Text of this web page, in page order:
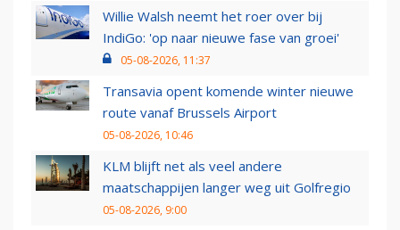
Willie Walsh neemt het roer over bij
IndiGo: 'op naar nieuwe fase van groei'
05-08-2026, 11:37
Transavia opent komende winter nieuwe
route vanaf Brussels Airport
05-08-2026, 10:46
KLM blijft net als veel andere
maatschappijen langer weg uit Golfregio
05-08-2026, 9:00